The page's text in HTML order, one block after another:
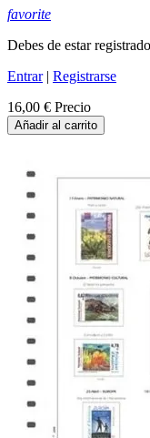
favorite
Debes de estar registrado
Entrar| Registrarse
16,00 € Precio
Añadir al carrito